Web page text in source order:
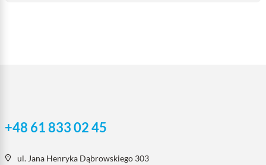
+48 61 833 02 45
ul. Jana Henryka Dąbrowskiego 303